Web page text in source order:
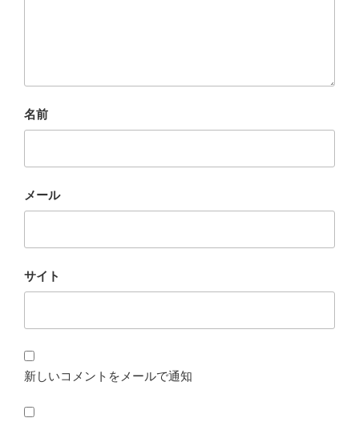
名前
メール
サイト
新しいコメントをメールで通知